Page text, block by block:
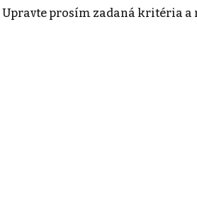
Upravte prosím zadaná kritéria a